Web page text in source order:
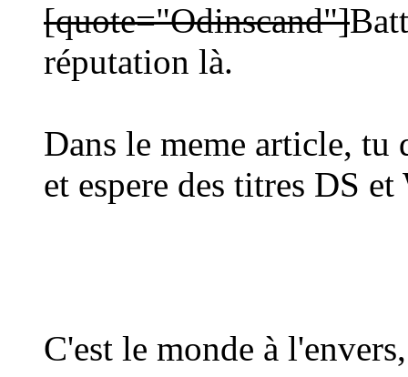
[quote="Odinscand"]
réputation là.
Dans le meme article, tu
et espere des titres DS
C'est le monde à